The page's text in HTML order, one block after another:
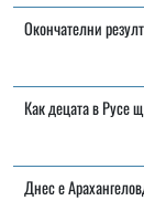
Окончателни
Как децата в Русе
Днес е